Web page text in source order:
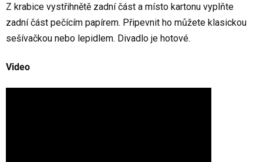
Z krabice vystřihnětě zadní část a místo kartonu vyplňte
zadní část pečícím papírem. Připevnit ho můžete klasickou
sešívačkou nebo lepidlem. Divadlo je hotové.
Video